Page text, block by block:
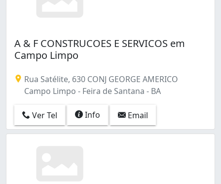
A & F CONSTRUCOES E SERVICOS em
Campo Limpo
Rua Satélite, 630 CONJ GEORGE AMERICO
Campo Limpo - Feira de Santana - BA
Ver Tel Info Email